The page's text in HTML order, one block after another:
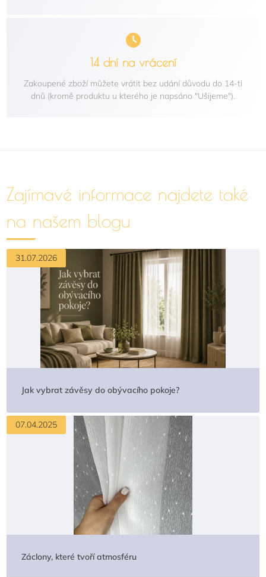
14 dní na vrácení
Zakoupené zboží můžete vrátit bez udání důvodu do 14-ti
dnů (kromě produktu u kterého je napsáno "Ušijeme").
Zajímavé informace najdete také
na našem blogu
31.07.2026
Jak vybrat závěsy do obývacího pokoje?
07.04.2025
Záclony, které tvoří atmosféru